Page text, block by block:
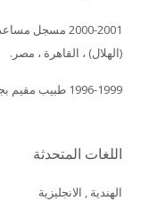
2000-2001
(الهلال) ، القاهرة ، مصر.
1996-1999 طبيب مقيم بجامعة عين شمس ، القاهرة مصر
اللغات المتحدثة
الهندية , الانجليزية